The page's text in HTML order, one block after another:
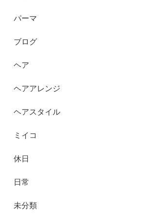
パーマ
ブログ
ヘア
ヘアアレンジ
ヘアスタイル
ミイコ
休日
日常
未分類